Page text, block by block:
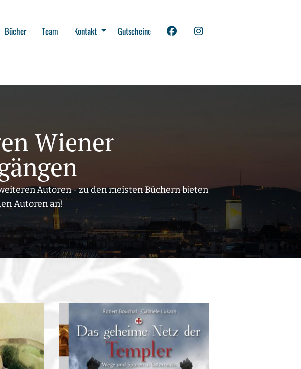
Bücher Team Kontakt
Gutscheine
Wiener
Autoren - zu den meisten Büchern bieten
Autoren an!